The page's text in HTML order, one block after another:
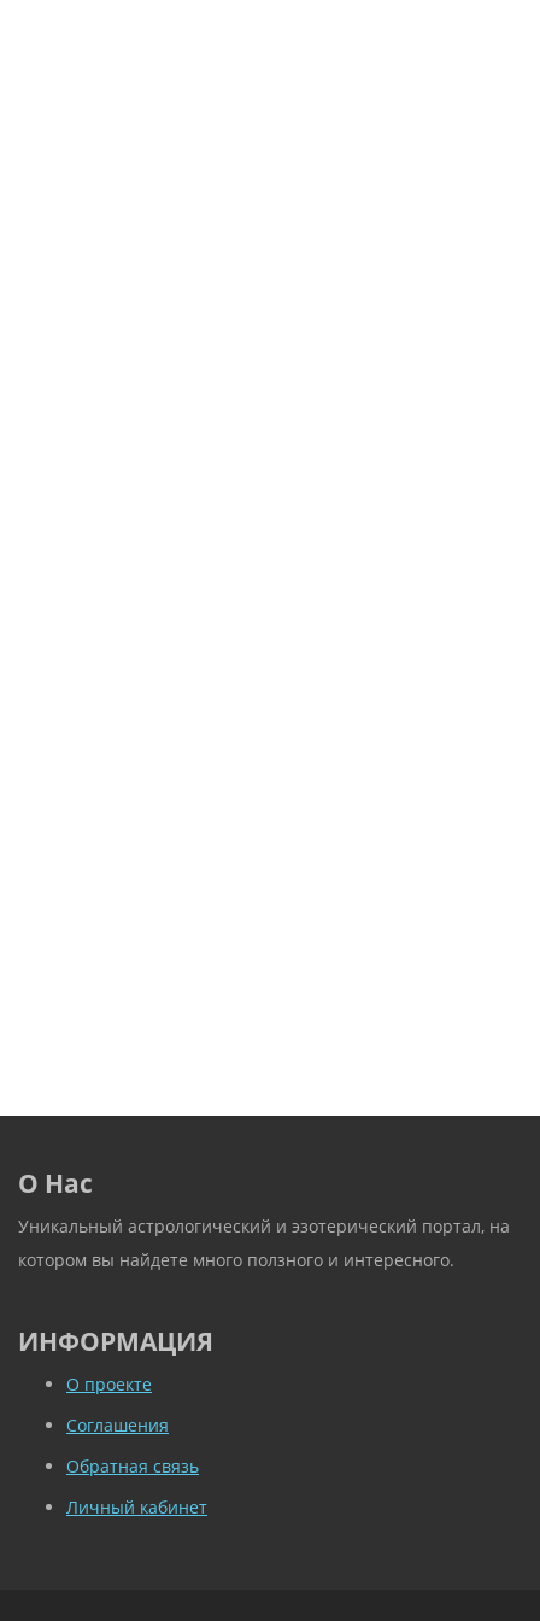
О Нас
Уникальный астрологический и эзотерический портал, на
котором вы найдете много ползного и интересного.
ИНФОРМАЦИЯ
О проекте
Соглашения
Обратная связь
Личный кабинет